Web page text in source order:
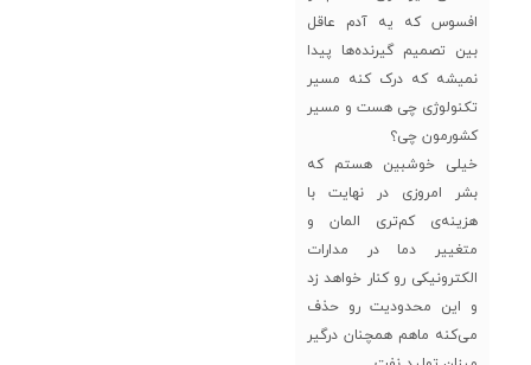
افسوس که یه آدم عاقل
بین تصمیم گیرنده‌ها پیدا
نمیشه که درک کنه مسیر
تکنولوژی چی هست و مسیر
کشورمون چی؟
خیلی خوشبین هستم که
بشر امروزی در نهایت با
هزینه‌ی کم‌تری المان و
متغییر دما در مدارات
الکترونیکی رو کنار خواهد زد
و این محدودیت رو حذف
می‌کنه ماهم همچنان درگیر